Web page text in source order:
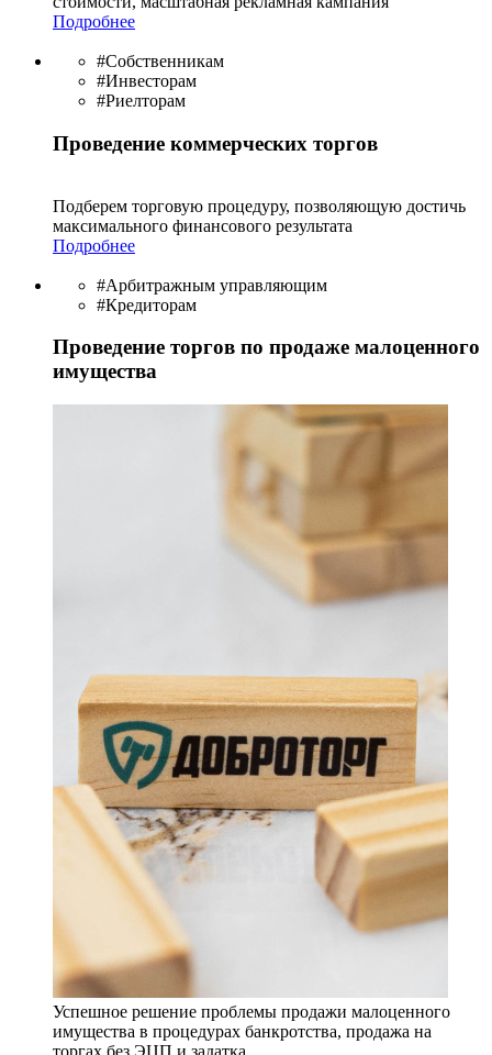
Подробнее
#Собственникам
#Инвесторам
#Риелторам
Проведение коммерческих торгов
Подберем торговую процедуру, позволяющую достичь
максимального финансового результата
Подробнее
#Арбитражным управляющим
#Кредиторам
Проведение торгов по продаже малоценного
имущества
Успешное решение проблемы продажи малоценного
имущества в процедурах банкротства, продажа на
торгах без ЭЦП и задатка.